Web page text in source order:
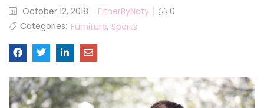
Remember me
Lost password?
October 12, 2018 FitherByNaty
0
Categories: Furniture, Sports